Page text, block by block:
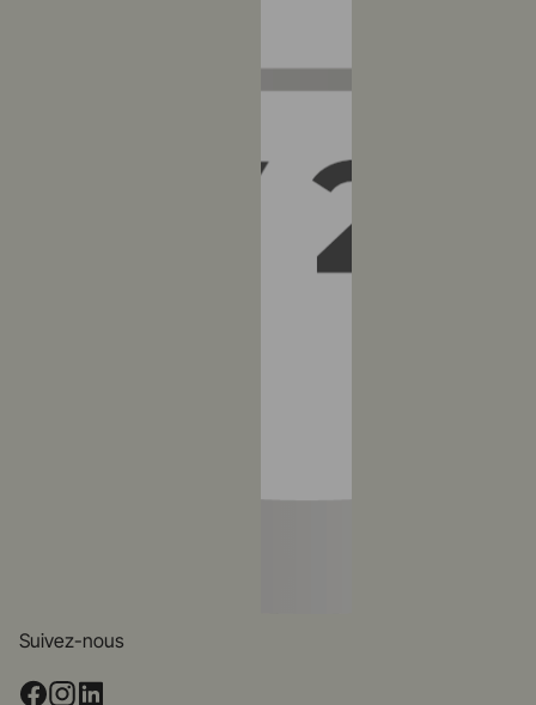
Suivez-nous